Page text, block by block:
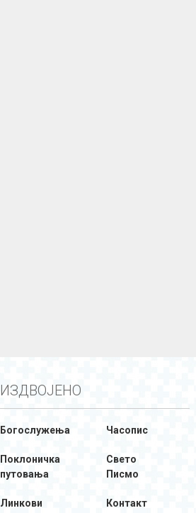
ИЗДВОЈЕНО
Богослужења Часопис
Поклоничка
путовања
Свето
Писмо
Линкови Контакт